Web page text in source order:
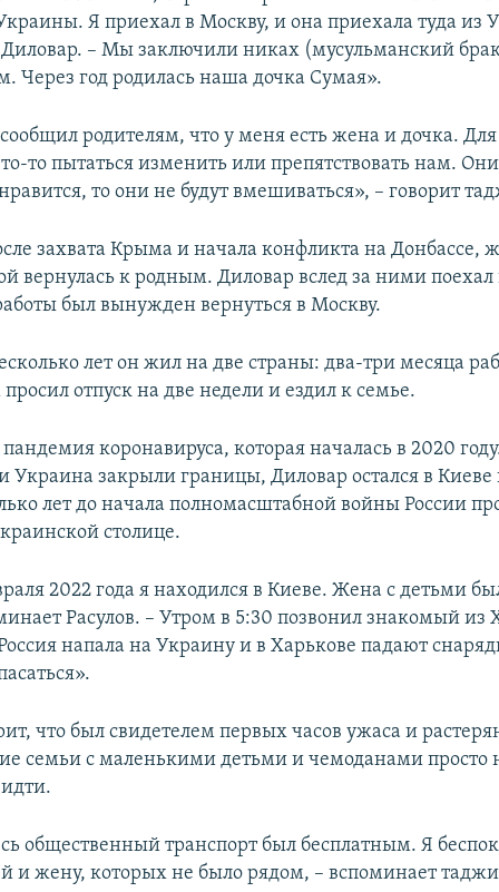
Я приехал в Москву, и она приехала туда из
Диловар. – Мы заключили никах (мусульманский
Через год родилась наша дочка Сумая».
родителям, что у меня есть жена и дочка.
то пытаться изменить или препятствовать нам.
то они не будут вмешиваться», – говорит
захвата Крыма и начала конфликта на Донбассе,
вернулась к родным. Диловар вслед за ними
был вынужден вернуться в Москву.
лет он жил на две страны: два-три месяца
отпуск на две недели и ездил к семье.
коронавируса, которая началась в 2020
Украина закрыли границы, Диловар остался в
лет до начала полномасштабной войны России
столице.
2022 года я находился в Киеве. Жена с детьми
Расулов. – Утром в 5:30 позвонил знакомый из
напала на Украину и в Харькове падают
что был свидетелем первых часов ужаса и
семьи с маленькими детьми и чемоданами просто
общественный транспорт был бесплатным. Я
и жену, которых не было рядом, – вспоминает